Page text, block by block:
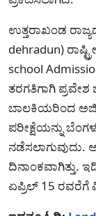
ಉತ್ತರಾಖಂಡ
dehradun)
school
ತರಗತಿಗಾಗಿ
ಬಾಲಕಿಯರಿಂದ ಅರ್ಜಿ
ಪರೀಕ್ಷೆಯನ್ನು
ನಡೆಸಲಾಗುವುದು.
ದಿನಾಂಕವಾಗಿತ್ತು.
ಏಪ್ರಿಲ್ 15 ರವರೆಗೆ